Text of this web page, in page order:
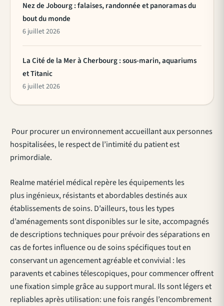
Pour procurer un environnement accueillant aux personnes
hospitalisées, le respect de l’intimité du patient est
primordiale.
Realme matériel médical repère les équipements les
plus ingénieux, résistants et abordables destinés aux
établissements de soins. D’ailleurs, tous les types
d’aménagements sont disponibles sur le site, accompagnés
de descriptions techniques pour prévoir des séparations en
cas de fortes influence ou de soins spécifiques tout en
conservant un agencement agréable et convivial : les
paravents et cabines télescopiques, pour commencer offrent
une fixation simple grâce au support mural. Ils sont légers et
repliables après utilisation: une fois rangés l’encombrement
Nez de Jobourg : falaises, randonnée et panoramas du
bout du monde
6 juillet 2026
La Cité de la Mer à Cherbourg : sous-marin, aquariums
et Titanic
6 juillet 2026